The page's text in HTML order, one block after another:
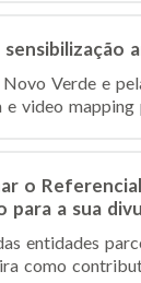
Verde e
video
o
a sua
entidades
como